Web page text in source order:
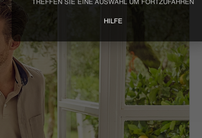
TREFFEN SIE EINE AUSWAHL UM FORTZUFAHREN
HILFE